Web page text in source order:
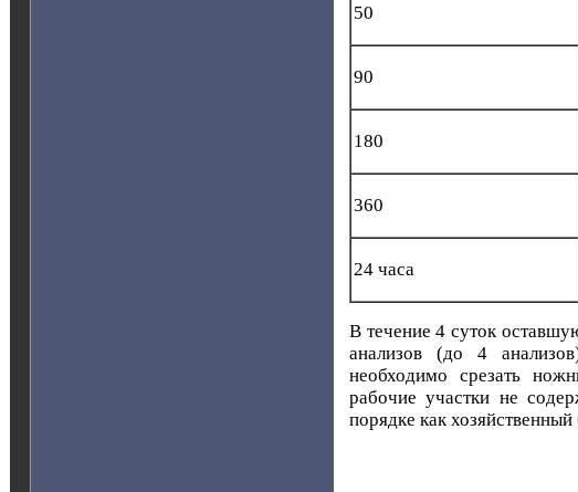
50
90
180
360
24 часа
В течение 4 суток
анализов (до 4
необходимо срезать
рабочие участки не
порядке как